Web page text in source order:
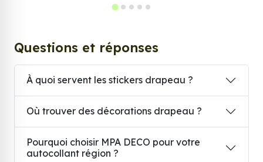
Questions et réponses
À quoi servent les stickers drapeau ?
Où trouver des décorations drapeau ?
Pourquoi choisir MPA DECO pour votre
autocollant région ?